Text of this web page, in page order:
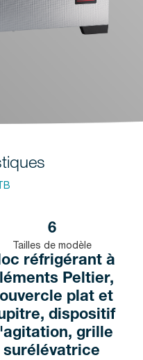
6
Tailles de modèle
réfrigérant à
Peltier,
plat et
dispositif
grille
surélévatrice